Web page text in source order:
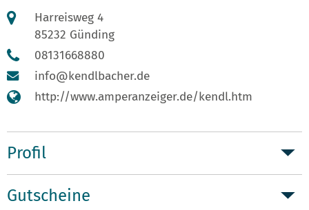
Harreisweg 4
85232 Günding
08131668880
info@kendlbacher.de
http://www.amperanzeiger.de/kendl.htm
Profil
Gutscheine